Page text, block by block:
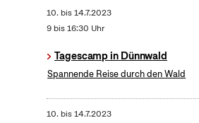
10. bis14.7.2023
9 bis 16:30 Uhr
Tagescamp in Dünnwald
Spannende Reise durch den Wald
10. bis14.7.2023